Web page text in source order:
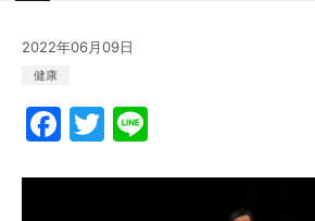
2022年06月09日
健康
F
a
c
T
w
itte